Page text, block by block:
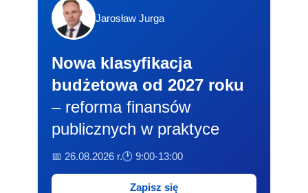
Jarosław Jurga
Nowa klasyfikacja
budżetowa od 2027 roku
– reforma finansów
publicznych w praktyce
📅 26.08.2026 r.🕐 9:00-13:00
Zapisz się